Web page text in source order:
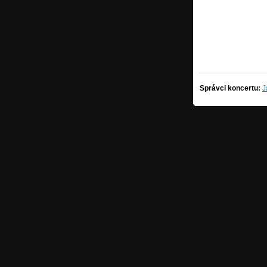
Správci koncertu: